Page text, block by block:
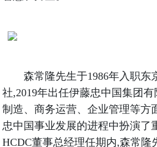
森常隆先生于1986年入职东
社,2019年出任伊藤忠中国集团
制造、商务运营、企业管理等方
忠中国事业发展的进程中扮演了
HCDC董事总经理任期内,森常隆